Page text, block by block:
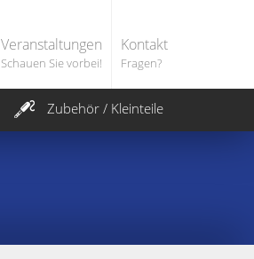
Veranstaltungen
Schauen Sie vorbei!
Kontakt
Fragen?
Zubehör / Kleinteile